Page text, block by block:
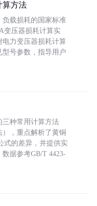
算方法
载损耗的国家标准
变压器损耗计算实
力变压器损耗计算
型号参数，指导用户
三种常用计算方法
），重点解析了黄铜
式的差异，并提供实
据参考GB/T 4423-